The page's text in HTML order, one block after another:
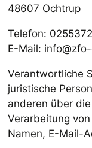
48607 Ochtrup
Telefon:
E-Mail:
Verantwortliche
juristische
anderen über
Verarbeitung
Namen, E-Mail-